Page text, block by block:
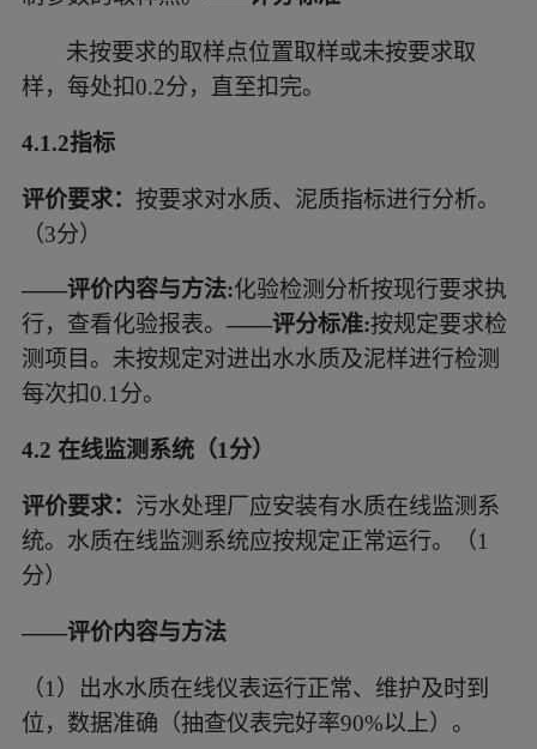
未按要求的取样点位置取样或未按要求取
样，每处扣0.2分，直至扣完。
4.1.2指标
评价要求： 按要求对水质、泥质指标进行分析。
（3分）
——评价内容与方法:化验检测分析按现行要求执
行，查看化验报表。 ——评分标准:按规定要求检
测项目。未按规定对进出水水质及泥样进行检测
每次扣0.1分。
4.2 在线监测系统（1分）
评价要求： 污水处理厂应安装有水质在线监测系
统。水质在线监测系统应按规定正常运行。（1
分）
——评价内容与方法
（1） 出水水质在线仪表运行正常、维护及时到
位，数据准确（抽查仪表完好率90%以上）。